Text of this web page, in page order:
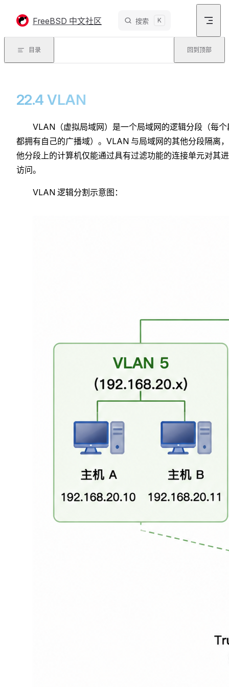
FreeBSD 中文社区 搜索 K
目录 回到顶部
22.4 VLAN
VLAN（虚拟局域网）是一个局域网的逻辑分段（每个
都拥有自己的广播域）。VLAN 与局域网的其他分段隔离
他分段上的计算机仅能通过具有过滤功能的连接单元对其
访问。
VLAN 逻辑分割示意图：